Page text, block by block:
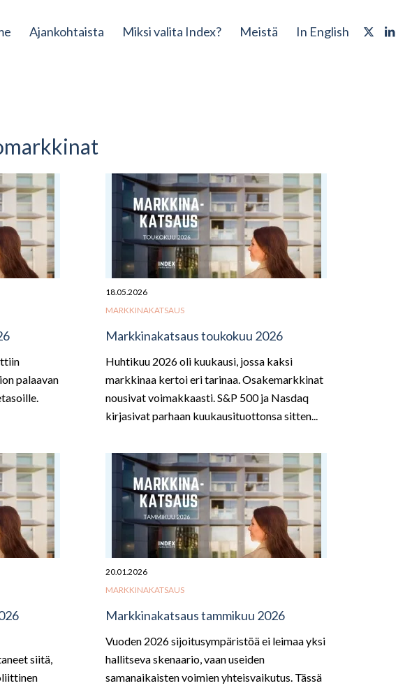
Ajankohtaista Miksi valita Index? Meistä In English
palaavan
18.05.2026
MARKKINAKATSAUS
Markkinakatsaus toukokuu 2026
Huhtikuu 2026 oli kuukausi, jossa kaksi
markkinaa kertoi eri tarinaa. Osakemarkkinat
nousivat voimakkaasti. S&P 500 ja Nasdaq
kirjasivat parhaan kuukausituottonsa sitten...
siitä,
20.01.2026
MARKKINAKATSAUS
Markkinakatsaus tammikuu 2026
Vuoden 2026 sijoitusympäristöä ei leimaa yksi
hallitseva skenaario, vaan useiden
samanaikaisten voimien yhteisvaikutus. Tässä